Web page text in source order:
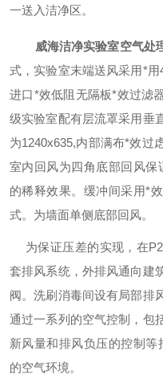
一送入洁净区。
威海洁净实验室空气处
式 ， 实验室末端送风采用*用
进口*效低阻无隔板*效过滤
级实验室配有层流罩采用垂
为1240x635,内部满布*效过
室内回风为四角底部回风
的稀释效果。缓冲间采用*
式。为墙面单侧底部回风。
为保证压差的实现，在
套排风系统，外排风通向建
阀。洗刷消毒间设有局部排
通过一系列的空气控制，包
新风量和排风负压的控制
的空气环境。